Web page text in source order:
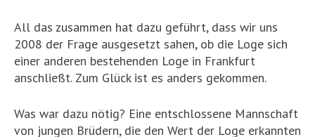
All das zusammen hat dazu geführt, dass wir uns
2008 der Frage ausgesetzt sahen, ob die Loge sich
einer anderen bestehenden Loge in Frankfurt
anschließt. Zum Glück ist es anders gekommen.
Was war dazu nötig? Eine entschlossene Mannschaft
von jungen Brüdern, die den Wert der Loge erkannten